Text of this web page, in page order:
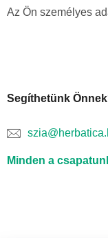
Az Ön személyes
Segíthetünk
Minden a